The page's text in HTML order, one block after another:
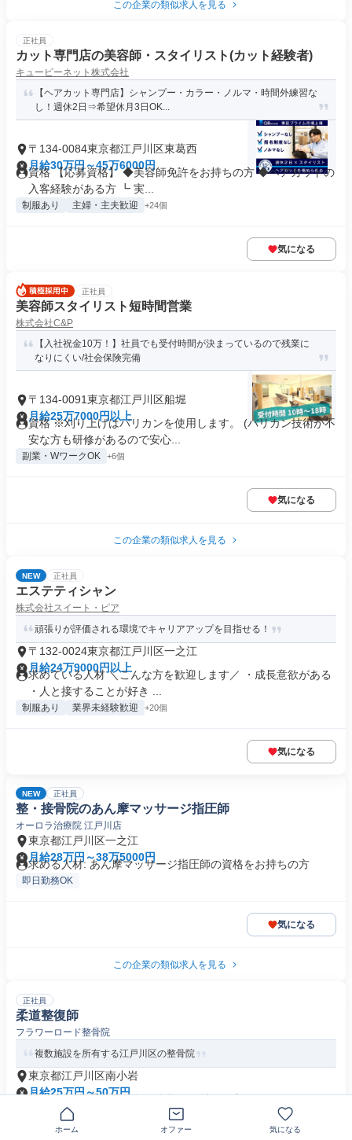
この企業の類似求人を見る
正社員
カット専門店の美容師・スタイリスト(カット経験者)
キュービーネット株式会社
【ヘアカット専門店】シャンプー・カラー・ノルマ・時間外練習な
し！週休2日⇒希望休月3日OK...
〒134-0084東京都江戸川区東葛西
月給30万円～45万6000円
資格 【応募資格】 ◆美容師免許をお持ちの方 ◆ヘアカットの
入客経験がある方 ┗ 実...
制服あり 主婦・主夫歓迎 +24個
気になる
正社員
美容師スタイリスト短時間営業
株式会社C&P
【入社祝金10万！】社員でも受付時間が決まっているので残業に
なりにくい/社会保険完備
〒134-0091東京都江戸川区船堀
月給25万7000円以上
資格 ※刈り上げはバリカンを使用します。 (バリカン技術が不
安な方も研修があるので安心...
副業・WワークOK +6個
気になる
この企業の類似求人を見る
NEW 正社員
エステティシャン
株式会社スイート・ピア
頑張りが評価される環境でキャリアアップを目指せる！
〒132-0024東京都江戸川区一之江
月給24万9000円以上
求めている人材 ＼こんな方を歓迎します／ ・成長意欲がある
・人と接することが好き ...
制服あり 業界未経験歓迎 +20個
気になる
NEW 正社員
整・接骨院のあん摩マッサージ指圧師
オーロラ治療院 江戸川店
東京都江戸川区一之江
月給28万円～38万5000円
求める人材: あん摩マッサージ指圧師の資格をお持ちの方
即日勤務OK
気になる
この企業の類似求人を見る
正社員
柔道整復師
フラワーロード整骨院
複数施設を所有する江戸川区の整骨院
東京都江戸川区南小岩
月給25万円～50万円
求める人材: 柔道整復師の資格をお持ちの方
即日勤務OK
ホーム オファー 気になる